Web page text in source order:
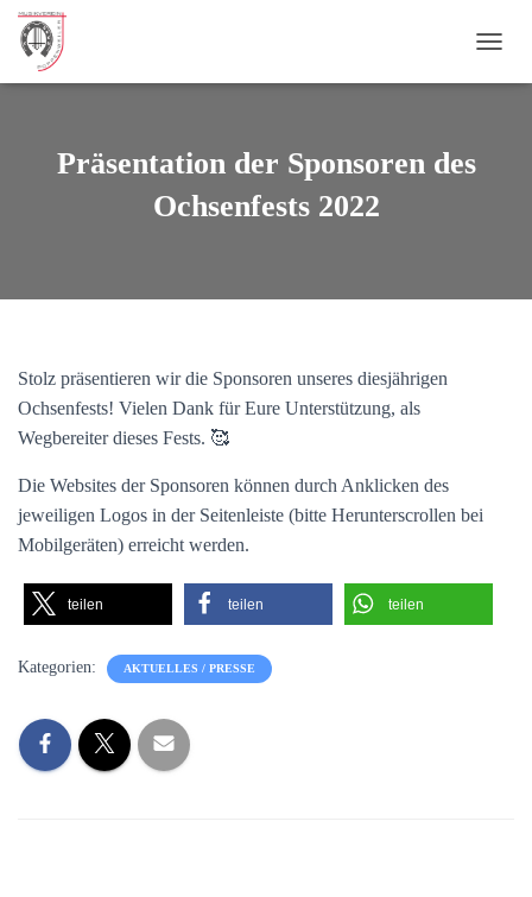
Präsentation der Sponsoren des
Ochsenfests 2022
Stolz präsentieren wir die Sponsoren unseres diesjährigen
Ochsenfests! Vielen Dank für Eure Unterstützung, als
Wegbereiter dieses Fests. 🥰
Die Websites der Sponsoren können durch Anklicken des
jeweiligen Logos in der Seitenleiste (bitte Herunterscrollen bei
Mobilgeräten) erreicht werden.
teilen teilen teilen
Kategorien: AKTUELLES / PRESSE